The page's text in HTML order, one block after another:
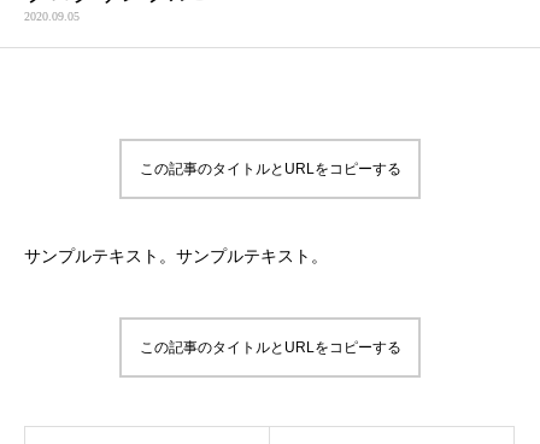
2020.09.05
この記事のタイトルとURLをコピーする
サンプルテキスト。サンプルテキスト。
この記事のタイトルとURLをコピーする